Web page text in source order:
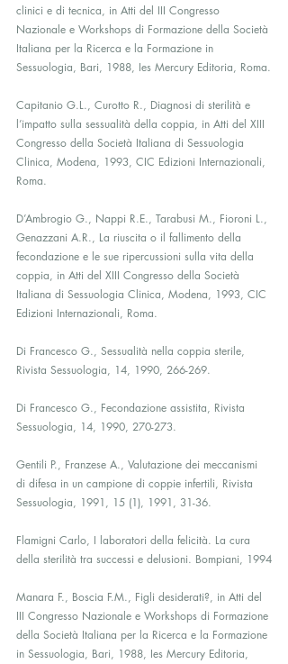
clinici e di tecnica, in Atti del III Congresso
Nazionale e Workshops di Formazione della Società
Italiana per la Ricerca e la Formazione in
Sessuologia, Bari, 1988, Ies Mercury Editoria, Roma.
Capitanio G.L., Curotto R., Diagnosi di sterilità e
l’impatto sulla sessualità della coppia, in Atti del XIII
Congresso della Società Italiana di Sessuologia
Clinica, Modena, 1993, CIC Edizioni Internazionali,
Roma.
D’Ambrogio G., Nappi R.E., Tarabusi M., Fioroni L.,
Genazzani A.R., La riuscita o il fallimento della
fecondazione e le sue ripercussioni sulla vita della
coppia, in Atti del XIII Congresso della Società
Italiana di Sessuologia Clinica, Modena, 1993, CIC
Edizioni Internazionali, Roma.
Di Francesco G., Sessualità nella coppia sterile,
Rivista Sessuologia, 14, 1990, 266-269.
Di Francesco G., Fecondazione assistita, Rivista
Sessuologia, 14, 1990, 270-273.
Gentili P., Franzese A., Valutazione dei meccanismi
di difesa in un campione di coppie infertili, Rivista
Sessuologia, 1991, 15 (1), 1991, 31-36.
Flamigni Carlo, I laboratori della felicità. La cura
della sterilità tra successi e delusioni. Bompiani, 1994
Manara F., Boscia F.M., Figli desiderati?, in Atti del
III Congresso Nazionale e Workshops di Formazione
della Società Italiana per la Ricerca e la Formazione
in Sessuologia, Bari, 1988, Ies Mercury Editoria,